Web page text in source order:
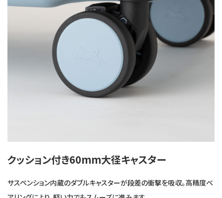
クッション付き60mm大径キャスター
サスペンション内蔵のダブルキャスターが段差の衝撃を吸収。高精度ベ